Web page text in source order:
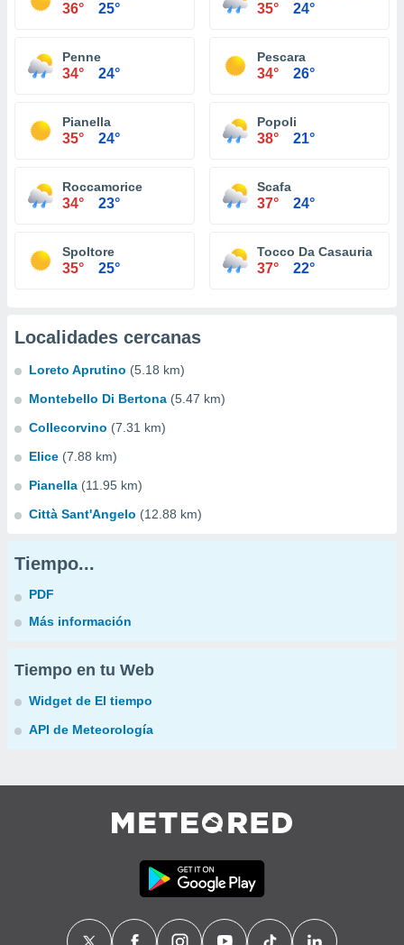
36° 25° 35° 24°
Penne
34° 24°
Pescara
34° 26°
Pianella
35° 24°
Popoli
38° 21°
Roccamorice
34° 23°
Scafa
37° 24°
Spoltore
35° 25°
Tocco Da Casauria
37° 22°
Localidades cercanas
Loreto Aprutino (5.18 km)
Montebello Di Bertona (5.47 km)
Collecorvino (7.31 km)
Elice (7.88 km)
Pianella (11.95 km)
Città Sant'Angelo (12.88 km)
Tiempo...
PDF
Más información
Tiempo en tu Web
Widget de El tiempo
API de Meteorología